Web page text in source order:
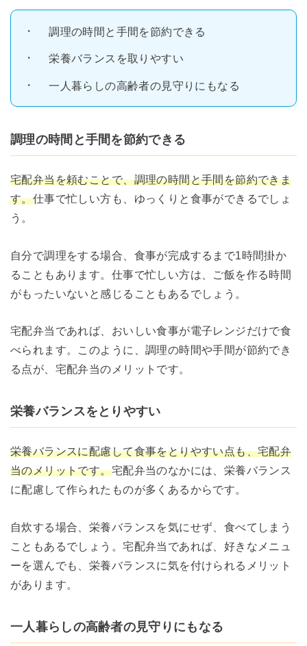
調理の時間と手間を節約できる
栄養バランスを取りやすい
一人暮らしの高齢者の見守りにもなる
調理の時間と手間を節約できる
宅配弁当を頼むことで、調理の時間と手間を節約できま
す。仕事で忙しい方も、ゆっくりと食事ができるでしょ
う。
自分で調理をする場合、食事が完成するまで1時間掛か
ることもあります。仕事で忙しい方は、ご飯を作る時間
がもったいないと感じることもあるでしょう。
宅配弁当であれば、おいしい食事が電子レンジだけで食
べられます。このように、調理の時間や手間が節約でき
る点が、宅配弁当のメリットです。
栄養バランスをとりやすい
栄養バランスに配慮して食事をとりやすい点も、宅配弁
当のメリットです。宅配弁当のなかには、栄養バランス
に配慮して作られたものが多くあるからです。
自炊する場合、栄養バランスを気にせず、食べてしまう
こともあるでしょう。宅配弁当であれば、好きなメニュ
ーを選んでも、栄養バランスに気を付けられるメリット
があります。
一人暮らしの高齢者の見守りにもなる